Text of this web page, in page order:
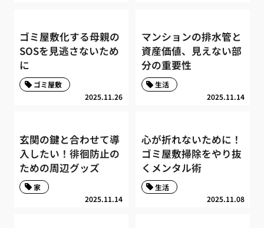
ゴミ屋敷化する母親の
SOSを見逃さないため
に
2025.11.26
ゴミ屋敷
マンションの排水管と
資産価値、見えない部
分の重要性
2025.11.14
生活
玄関の鍵と合わせて導
入したい！徘徊防止の
ための周辺グッズ
2025.11.14
家
心が折れないために！
ゴミ屋敷掃除をやり抜
くメンタル術
2025.11.08
生活